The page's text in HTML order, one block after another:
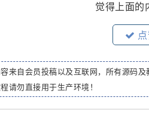
觉得上面的
来自会员投稿以及互联网，所有源码
请勿直接用于生产环境！